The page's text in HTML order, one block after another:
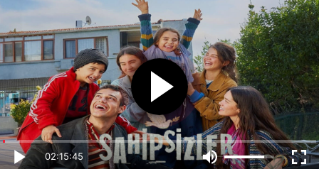
02:15:45